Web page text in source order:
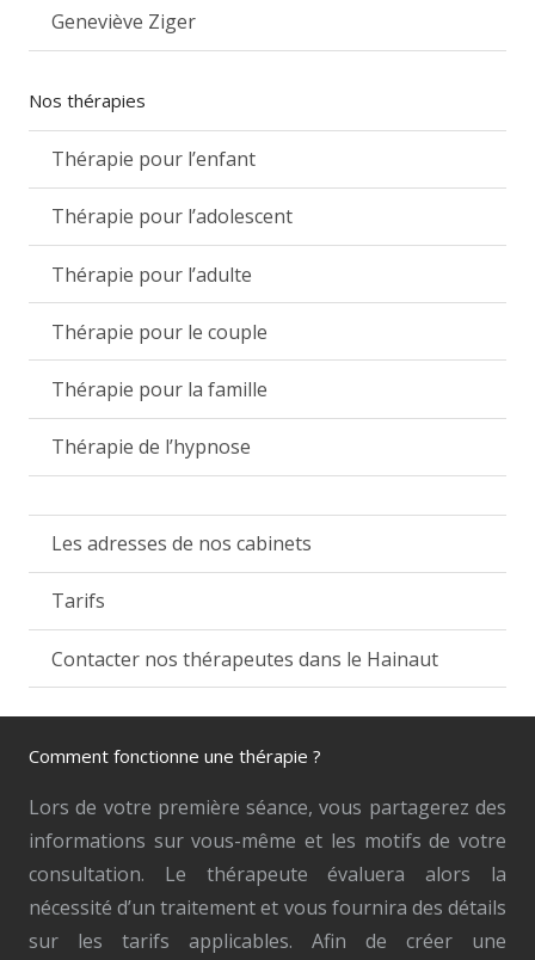
Geneviève Ziger
Nos thérapies
Thérapie pour l’enfant
Thérapie pour l’adolescent
Thérapie pour l’adulte
Thérapie pour le couple
Thérapie pour la famille
Thérapie de l’hypnose
Les adresses de nos cabinets
Tarifs
Contacter nos thérapeutes dans le Hainaut
Comment fonctionne une thérapie ?
Lors de votre première séance, vous partagerez des
informations sur vous-même et les motifs de votre
consultation. Le thérapeute évaluera alors la
nécessité d’un traitement et vous fournira des détails
sur les tarifs applicables. Afin de créer une